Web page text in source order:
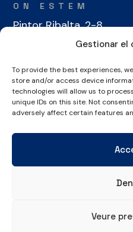
Gestionar el
To provide the best experiences,
store and/or access device
technologies will allow us to
unique IDs on this site. Not
adversely affect certain features
Veure
ON ESTEM
Pintor Ribalta, 2-8
08028 Barcelona
CONTACTE
+34 934 486 350
cel@laieta.cat